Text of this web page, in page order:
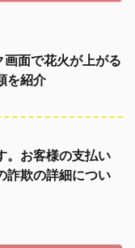
面で花火が上がる
を紹介
。お客様の支払い
詐欺の詳細につい